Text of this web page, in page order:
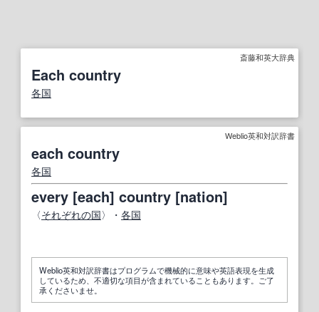
斎藤和英大辞典
Each country
各国
Weblio英和対訳辞書
each country
各国
every [each] country [nation]
〈それぞれの国〉・ 各国
Weblio英和対訳辞書はプログラムで機械的に意味や英語表現を生成
しているため、不適切な項目が含まれていることもあります。ご了
承くださいませ。